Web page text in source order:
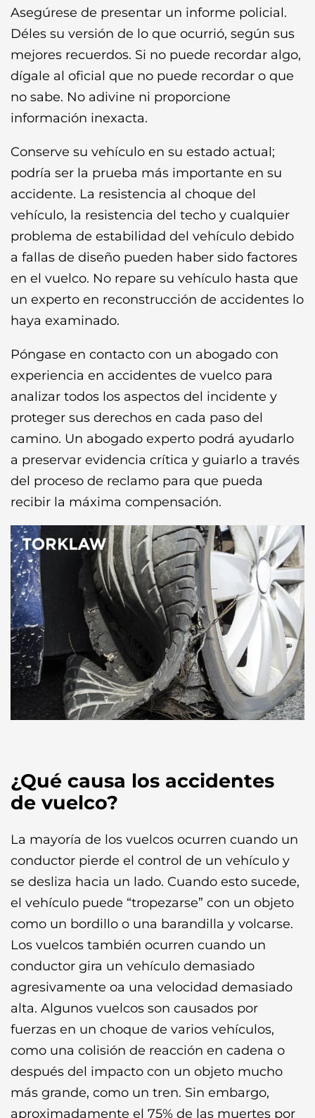
Asegúrese de presentar un informe policial.
Déles su versión de lo que ocurrió, según sus
mejores recuerdos. Si no puede recordar algo,
dígale al oficial que no puede recordar o que
no sabe. No adivine ni proporcione
información inexacta.
Conserve su vehículo en su estado actual;
podría ser la prueba más importante en su
accidente. La resistencia al choque del
vehículo, la resistencia del techo y cualquier
problema de estabilidad del vehículo debido
a fallas de diseño pueden haber sido factores
en el vuelco. No repare su vehículo hasta que
un experto en reconstrucción de accidentes lo
haya examinado.
Póngase en contacto con un abogado con
experiencia en accidentes de vuelco para
analizar todos los aspectos del incidente y
proteger sus derechos en cada paso del
camino. Un abogado experto podrá ayudarlo
a preservar evidencia crítica y guiarlo a través
del proceso de reclamo para que pueda
recibir la máxima compensación.
¿Qué causa los accidentes
de vuelco?
La mayoría de los vuelcos ocurren cuando un
conductor pierde el control de un vehículo y
se desliza hacia un lado. Cuando esto sucede,
el vehículo puede “tropezarse” con un objeto
como un bordillo o una barandilla y volcarse.
Los vuelcos también ocurren cuando un
conductor gira un vehículo demasiado
agresivamente oa una velocidad demasiado
alta. Algunos vuelcos son causados ​​por
fuerzas en un choque de varios vehículos,
como una colisión de reacción en cadena o
después del impacto con un objeto mucho
más grande, como un tren. Sin embargo,
aproximadamente el 75% de las muertes por